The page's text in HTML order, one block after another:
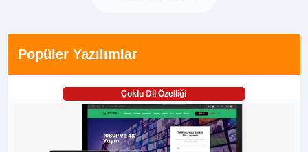
Popüler Yazılımlar
Çoklu Dil Özelliği